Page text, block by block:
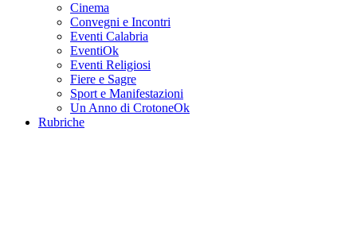
Cinema
Convegni e Incontri
Eventi Calabria
EventiOk
Eventi Religiosi
Fiere e Sagre
Sport e Manifestazioni
Un Anno di CrotoneOk
Rubriche